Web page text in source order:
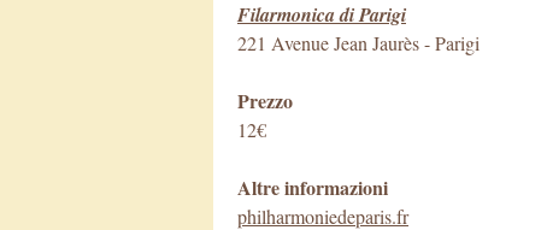
Filarmonica di Parigi
221 Avenue Jean Jaurès-Parigi
Prezzo
12€
Altre informazioni
philharmoniedeparis.fr